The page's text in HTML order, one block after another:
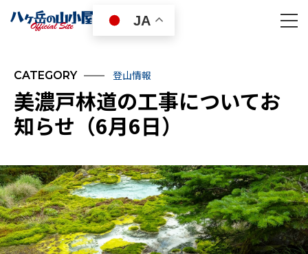
JA
CATEGORY 登山情報
美濃戸林道の工事についてお
知らせ（6月6日）